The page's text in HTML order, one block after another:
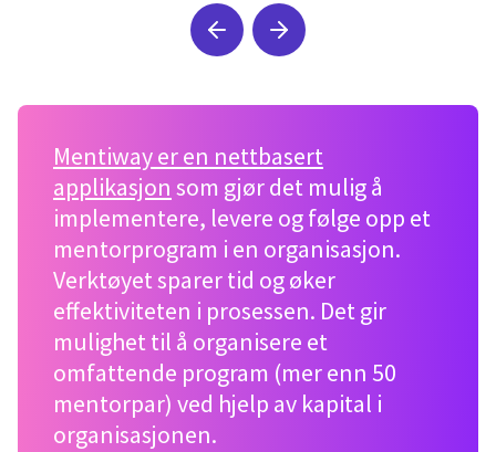
Mentiway er en nettbasert
applikasjon som gjør det mulig å
implementere, levere og følge opp et
mentorprogram i en organisasjon.
Verktøyet sparer tid og øker
effektiviteten i prosessen. Det gir
mulighet til å organisere et
omfattende program (mer enn 50
mentorpar) ved hjelp av kapital i
organisasjonen.